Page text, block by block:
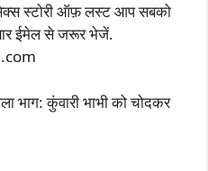
स्टोरी ऑफ़ लस्ट आप सबको
ईमेल से जरूर भेजें.
भाग: कुंवारी भाभी को चोदकर